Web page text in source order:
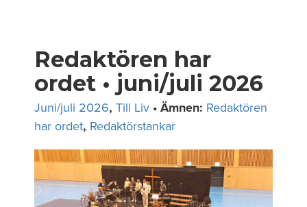
Redaktören har
ordet • juni/juli 2026
Juni/juli 2026, Till Liv • Ämnen: Redaktören
har ordet, Redaktörstankar